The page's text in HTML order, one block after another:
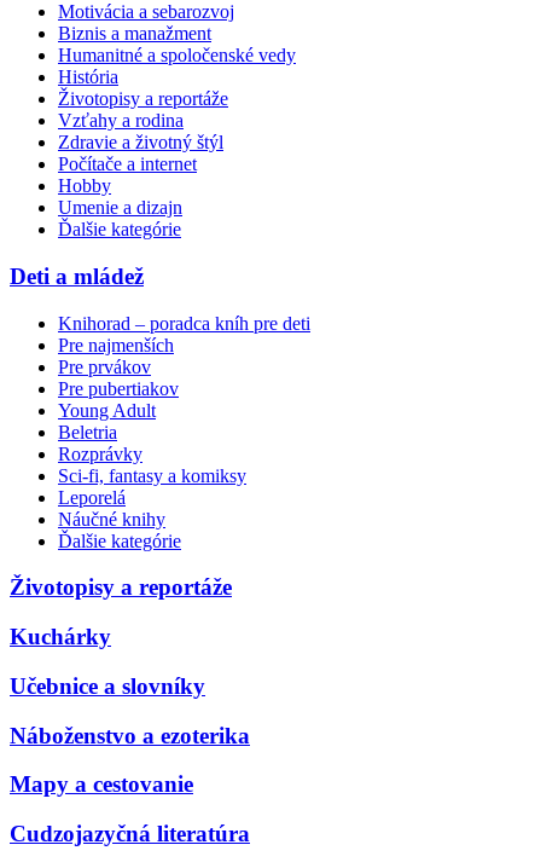
Motivácia a sebarozvoj
Biznis a manažment
Humanitné a spoločenské vedy
História
Životopisy a reportáže
Vzťahy a rodina
Zdravie a životný štýl
Počítače a internet
Hobby
Umenie a dizajn
Ďalšie kategórie
Deti a mládež
Knihorad – poradca kníh pre deti
Pre najmenších
Pre prvákov
Pre pubertiakov
Young Adult
Beletria
Rozprávky
Sci-fi, fantasy a komiksy
Leporelá
Náučné knihy
Ďalšie kategórie
Životopisy a reportáže
Kuchárky
Učebnice a slovníky
Náboženstvo a ezoterika
Mapy a cestovanie
Cudzojazyčná literatúra